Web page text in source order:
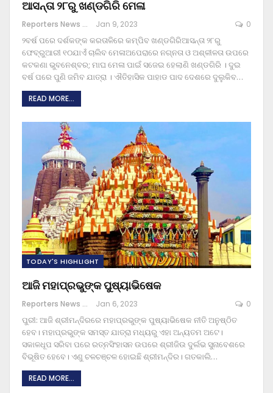
ଆସନ୍ତା ୨୮ରୁ ଖଣ୍ଡଗିରି ମେଳା
Reporters News Agency Jan 9, 2023 0
୨ବର୍ଷ ପରେ ଦର୍ଶକଙ୍କ କରତାଳିରେ କମ୍ପିବ ଖଣ୍ଡଗିରିଆସନ୍ତା ୨୮ରୁ
ଫେବ୍ରୁଆରୀ ୧୦ଯାଏଁ ଚାଲିବ ମେଳାଅପେରାରେ ନଗ୍ନତା ଓ ଅଶ୍ଳୀଳତା ଉପରେ
କଟକଣା ଭୁବନେଶ୍ବର; ମାଘ ମେଳା ପାଇଁ ସଜେଇ ହେଲାଣି ଖଣ୍ଡଗିରି । ଦୁଇ
ବର୍ଷ ପରେ ପୁଣି ଜମିବ ଯାତ୍ରା । ଐତିହାସିକ ପାହାଡ ପାଦ ଦେଶରେ ଦୁଲୁକିବ…
READ MORE...
TODAY'S HIGHLIGHT
ଆଜି ମହାପ୍ରଭୁଙ୍କ ପୁଷ୍ୟାଭିଷେକ
Reporters News Agency Jan 6, 2023 0
ପୁରୀ: ଆଜି ଶ୍ରୀମନ୍ଦିରରେ ମହାପ୍ରଭୁଙ୍କ ପୁଷ୍ୟାଭିଷେକ ନୀତି ଅନୁଷ୍ଠିତ
ହେବ। ମହାପ୍ରଭୁଙ୍କ ସମସ୍ତ ଯାତ୍ରା ମଧ୍ୟରୁ ଏହା ଅନ୍ୟତମ ଅଟେ।
ସକାଳଧୂପ ସରିବା ପରେ ରତ୍ନସିଂହାସନ ଉପରେ ଶ୍ରୀଜିଉ ଦୁର୍ଲଭ ସୁନାବେଶରେ
ବିଭୂଷିତ ହେବେ। ଏଣୁ ଚଳଚଞ୍ଚଳ ହୋଇଛି ଶ୍ରୀମନ୍ଦିର। ଗତକାଲି…
READ MORE...